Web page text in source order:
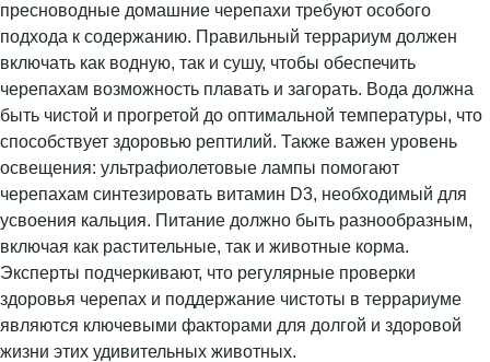
пресноводные домашние черепахи требуют особого
подхода к содержанию. Правильный террариум должен
включать как водную, так и сушу, чтобы обеспечить
черепахам возможность плавать и загорать. Вода должна
быть чистой и прогретой до оптимальной температуры, что
способствует здоровью рептилий. Также важен уровень
освещения: ультрафиолетовые лампы помогают
черепахам синтезировать витамин D3, необходимый для
усвоения кальция. Питание должно быть разнообразным,
включая как растительные, так и животные корма.
Эксперты подчеркивают, что регулярные проверки
здоровья черепах и поддержание чистоты в террариуме
являются ключевыми факторами для долгой и здоровой
жизни этих удивительных животных.